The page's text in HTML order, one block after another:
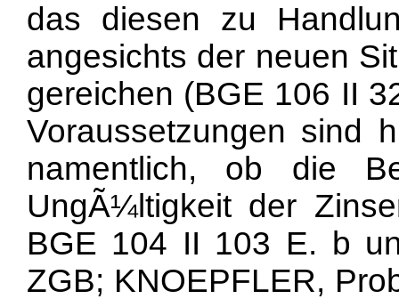
das diesen zu
angesichts der neuen
gereichen (BGE 106 II
Voraussetzungen sind
namentlich, ob die
UngÃ¼ltigkeit der
BGE 104 II 103 E. b
ZGB; KNOEPFLER,